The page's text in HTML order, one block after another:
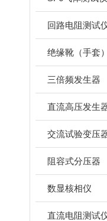
回路电阻测试
绝缘靴（手套
三倍频发生器
直流高压发生
交流试验变压
阻容式分压器
数显核相仪
直流电阻测试